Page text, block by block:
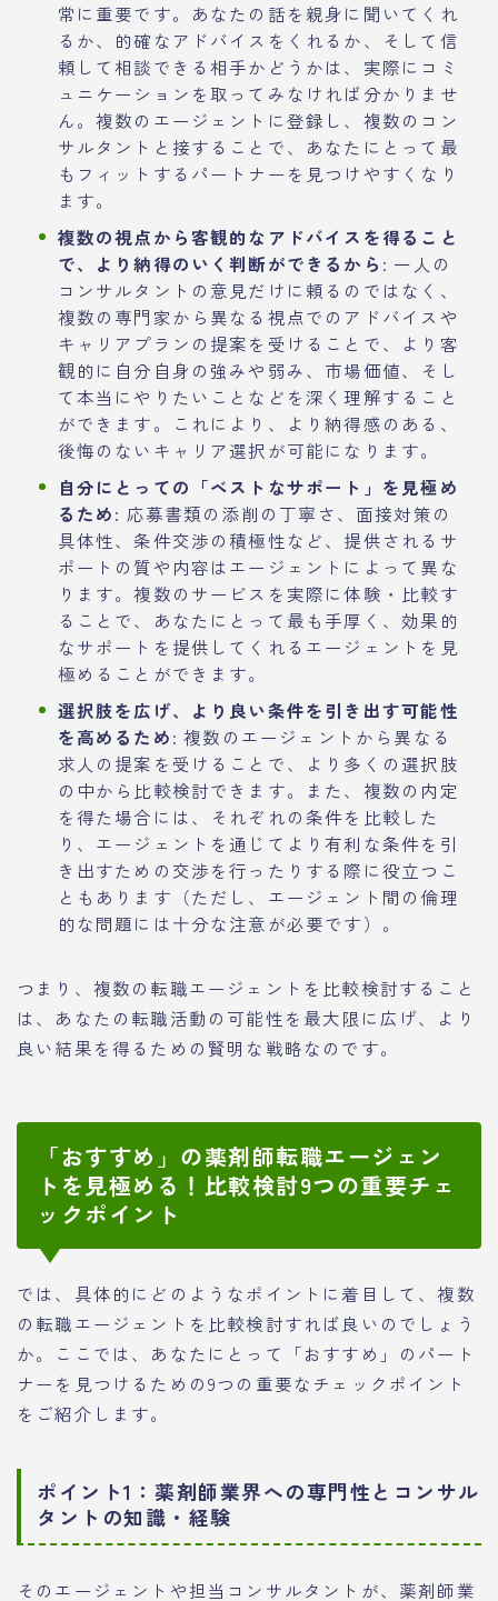
常に重要です。あなたの話を親身に聞いてくれ
るか、的確なアドバイスをくれるか、そして信
頼して相談できる相手かどうかは、実際にコミ
ュニケーションを取ってみなければ分かりませ
ん。複数のエージェントに登録し、複数のコン
サルタントと接することで、あなたにとって最
もフィットするパートナーを見つけやすくなり
ます。
複数の視点から客観的なアドバイスを得ること
で、より納得のいく判断ができるから : 一人の
コンサルタントの意見だけに頼るのではなく、
複数の専門家から異なる視点でのアドバイスや
キャリアプランの提案を受けることで、より客
観的に自分自身の強みや弱み、市場価値、そし
て本当にやりたいことなどを深く理解すること
ができます。これにより、より納得感のある、
後悔のないキャリア選択が可能になります。
自分にとっての「ベストなサポート」を見極め
るため: 応募書類の添削の丁寧さ、面接対策の
具体性、条件交渉の積極性など、提供されるサ
ポートの質や内容はエージェントによって異な
ります。複数のサービスを実際に体験・比較す
ることで、あなたにとって最も手厚く、効果的
なサポートを提供してくれるエージェントを見
極めることができます。
選択肢を広げ、より良い条件を引き出す可能性
を高めるため: 複数のエージェントから異なる
求人の提案を受けることで、より多くの選択肢
の中から比較検討できます。また、複数の内定
を得た場合には、それぞれの条件を比較した
り、エージェントを通じてより有利な条件を引
き出すための交渉を行ったりする際に役立つこ
ともあります（ただし、エージェント間の倫理
的な問題には十分な注意が必要です）。
つまり、複数の転職エージェントを比較検討すること
は、あなたの転職活動の可能性を最大限に広げ、より
良い結果を得るための賢明な戦略なのです。
「おすすめ」の薬剤師転職エージェン
トを見極める！比較検討9つの重要チェ
ックポイント
では、具体的にどのようなポイントに着目して、複数
の転職エージェントを比較検討すれば良いのでしょう
か。ここでは、あなたにとって「おすすめ」のパート
ナーを見つけるための9つの重要なチェックポイント
をご紹介します。
ポイント1：薬剤師業界への専門性とコンサル
タントの知識・経験
そのエージェントや担当コンサルタントが、薬剤師業